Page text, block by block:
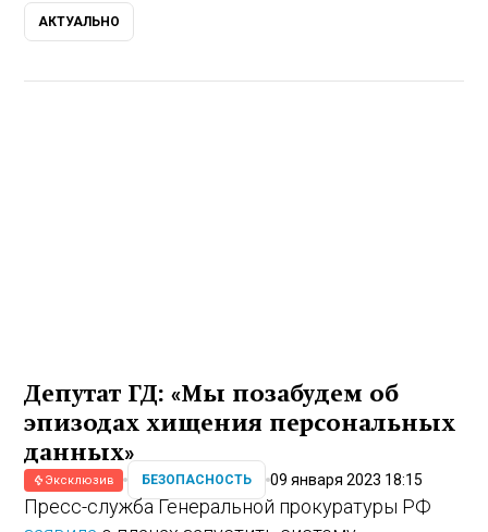
АКТУАЛЬНО
Депутат ГД: «Мы позабудем об
эпизодах хищения персональных
данных»
Эксклюзив БЕЗОПАСНОСТЬ 09 января 2023 18:15
Пресс-служба Генеральной прокуратуры РФ